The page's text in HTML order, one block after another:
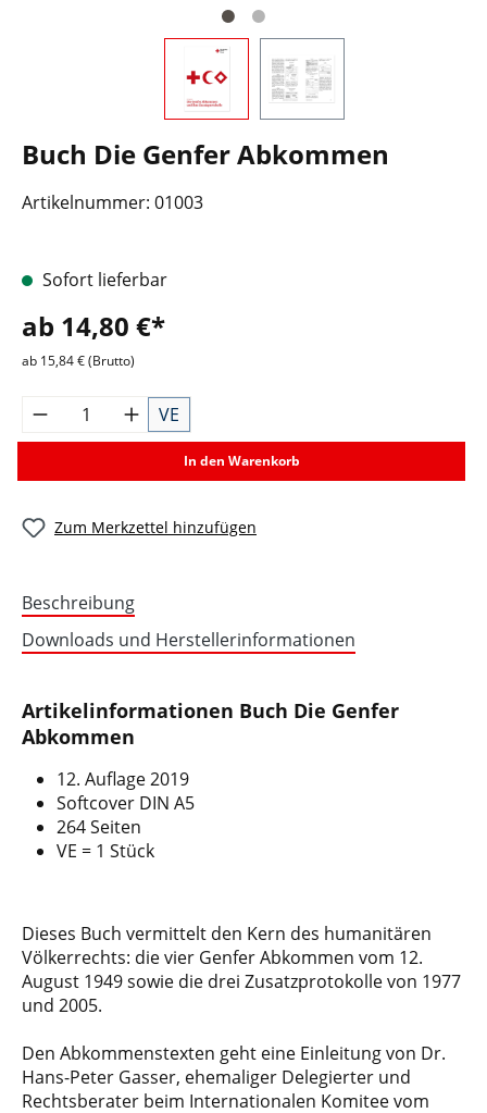
Buch Die Genfer Abkommen
Artikelnummer: 01003
Sofort lieferbar
ab 14,80 €*
ab 15,84 € (Brutto)
VE
In den Warenkorb
Zum Merkzettel hinzufügen
Beschreibung
Downloads und Herstellerinformationen
Artikelinformationen Buch Die Genfer
Abkommen
12. Auflage 2019
Softcover DIN A5
264 Seiten
VE = 1 Stück
Dieses Buch vermittelt den Kern des humanitären
Völkerrechts: die vier Genfer Abkommen vom 12.
August 1949 sowie die drei Zusatzprotokolle von 1977
und 2005.
Den Abkommenstexten geht eine Einleitung von Dr.
Hans-Peter Gasser, ehemaliger Delegierter und
Rechtsberater beim Internationalen Komitee vom